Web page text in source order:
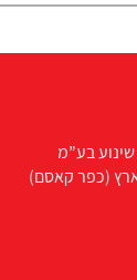
בע”מ
(כפר קאסם)